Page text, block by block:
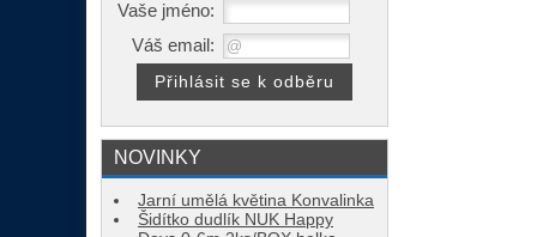
Vaše jméno:
Váš email:
NOVINKY
Jarní umělá květina Konvalinka
Šidítko dudlík NUK Happy